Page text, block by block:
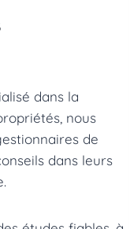
dans la
nous
de
dans leurs